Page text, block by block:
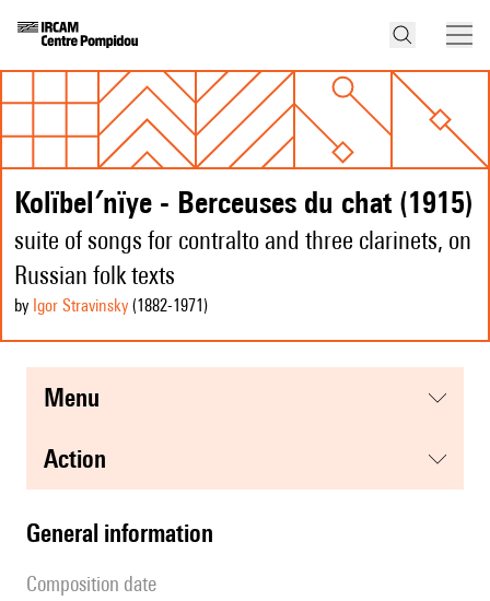
Kolïbel′nïye - Berceuses du chat (1915)
suite of songs for contralto and three clarinets, on
Russian folk texts
by Igor Stravinsky (1882-1971 )
menu
action
general information
composition date